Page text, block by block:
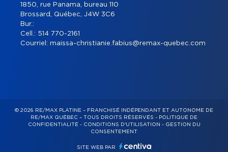
1850, rue Panama, bureau 110
Brossard, Québec, J4W 3C6
Bur.:
Cell.: 514 770-2161
Courriel: maissa-christianie.fabius@remax-quebec.com
© 2026 RE/MAX PLATINE – FRANCHISÉ INDÉPENDANT ET AUTONOME DE
RE/MAX QUÉBEC – TOUS DROITS RÉSERVÉS - POLITIQUE DE
CONFIDENTIALITÉ- CONDITIONS D'UTILISATION - GESTION DU
CONSENTEMENT
SITE WEB PAR